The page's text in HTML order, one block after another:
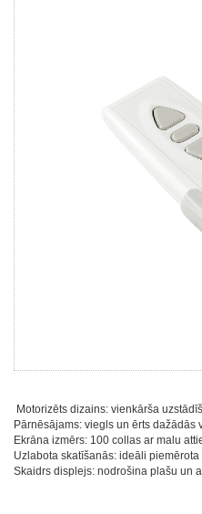
Motorizēts dizains: vienkārša
Pārnēsājams: viegls un ērts dažādās
Ekrāna izmērs: 100 collas ar malu
Uzlabota skatīšanās: ideāli
Skaidrs displejs: nodrošina plašu un